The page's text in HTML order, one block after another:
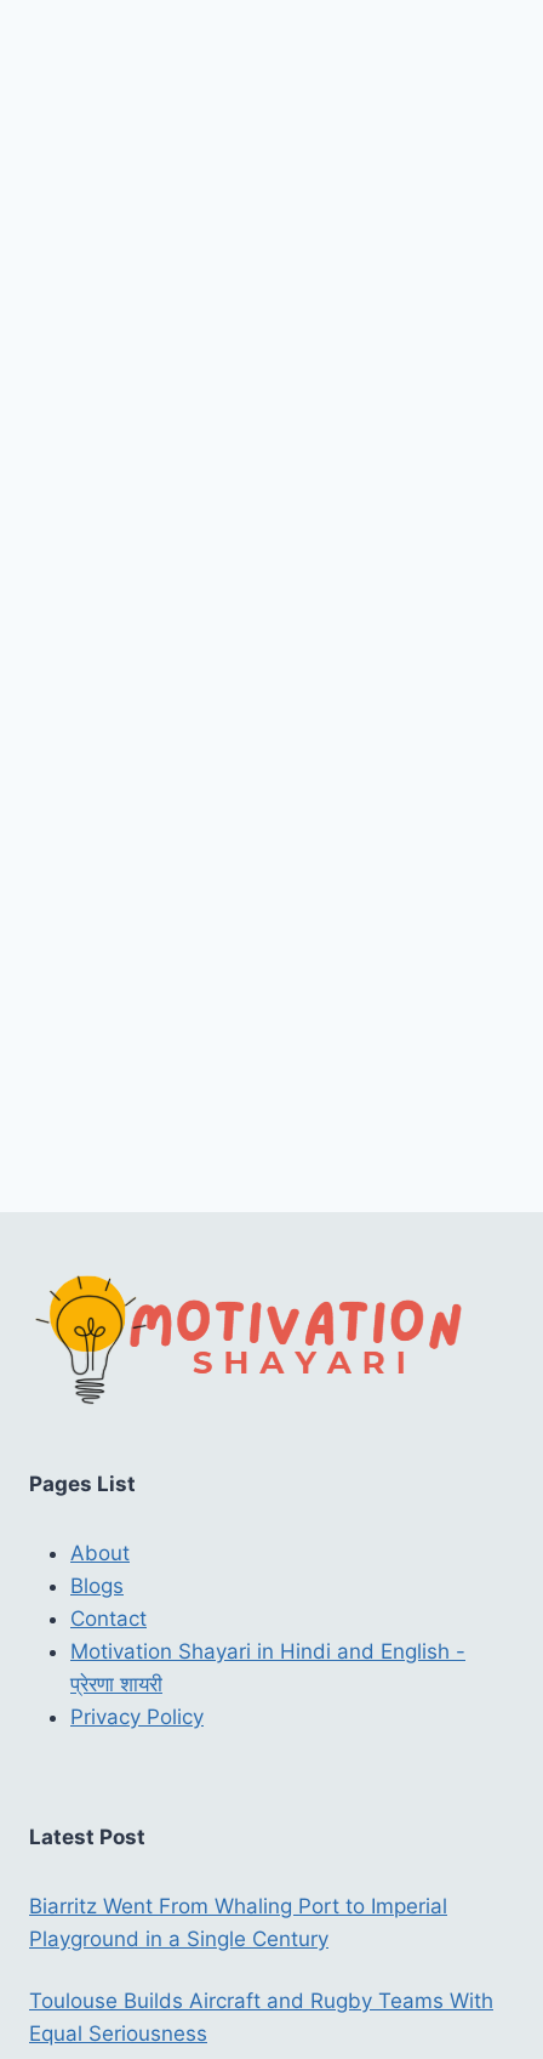
Pages List
About
Blogs
Contact
Motivation Shayari in Hindi and English -
प्रेरणा शायरी
Privacy Policy
Latest Post
Biarritz Went From Whaling Port to Imperial
Playground in a Single Century
Toulouse Builds Aircraft and Rugby Teams With
Equal Seriousness